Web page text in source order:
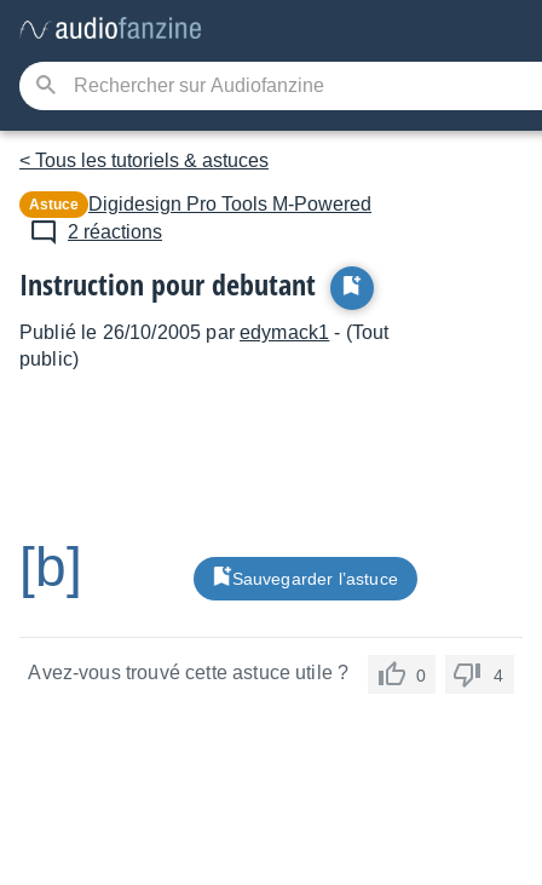
< Tous les tutoriels & astuces
Astuce Digidesign Pro Tools M-Powered
2 réactions
Instruction pour debutant
Publié le 26/10/2005 paredymack1 - (Tout
public)
[b] Sauvegarder l’astuce
Avez-vous trouvé cette astuce utile ? 0 4